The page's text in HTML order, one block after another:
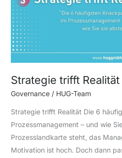
Strategie trifft Realität
Governance/ HUG-Team
Strategie trifft Realität Die 6
Prozessmanagement – und wie
Prozesslandkarte steht, das
Motivation ist hoch. Doch dann